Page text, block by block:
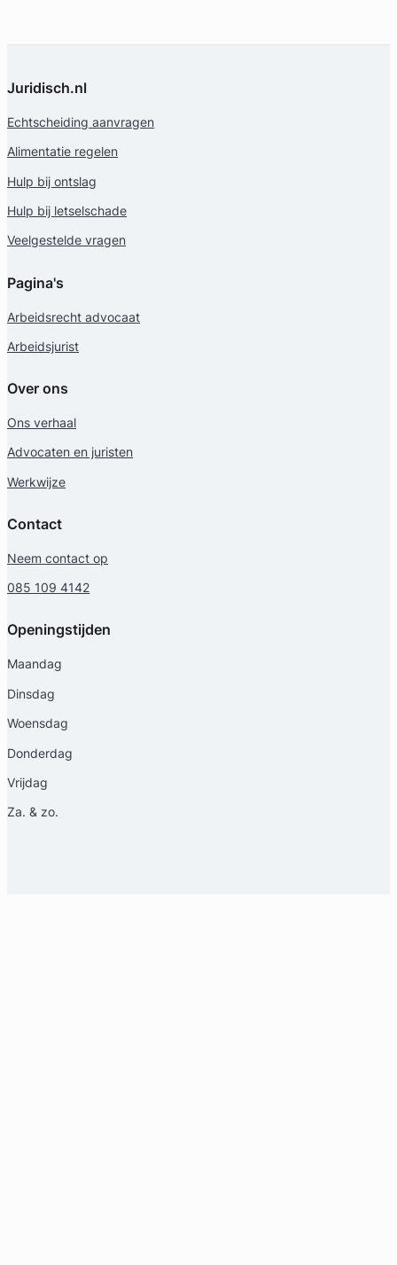
Juridisch.nl
Echtscheiding aanvragen
Alimentatie regelen
Hulp bij ontslag
Hulp bij letselschade
Veelgestelde vragen
Pagina's
Arbeidsrecht advocaat
Arbeidsjurist
Over ons
Ons verhaal
Advocaten en juristen
Werkwijze
Contact
Neem contact op
085 109 4142
Openingstijden
Maandag
Dinsdag
Woensdag
Donderdag
Vrijdag
Za. & zo.